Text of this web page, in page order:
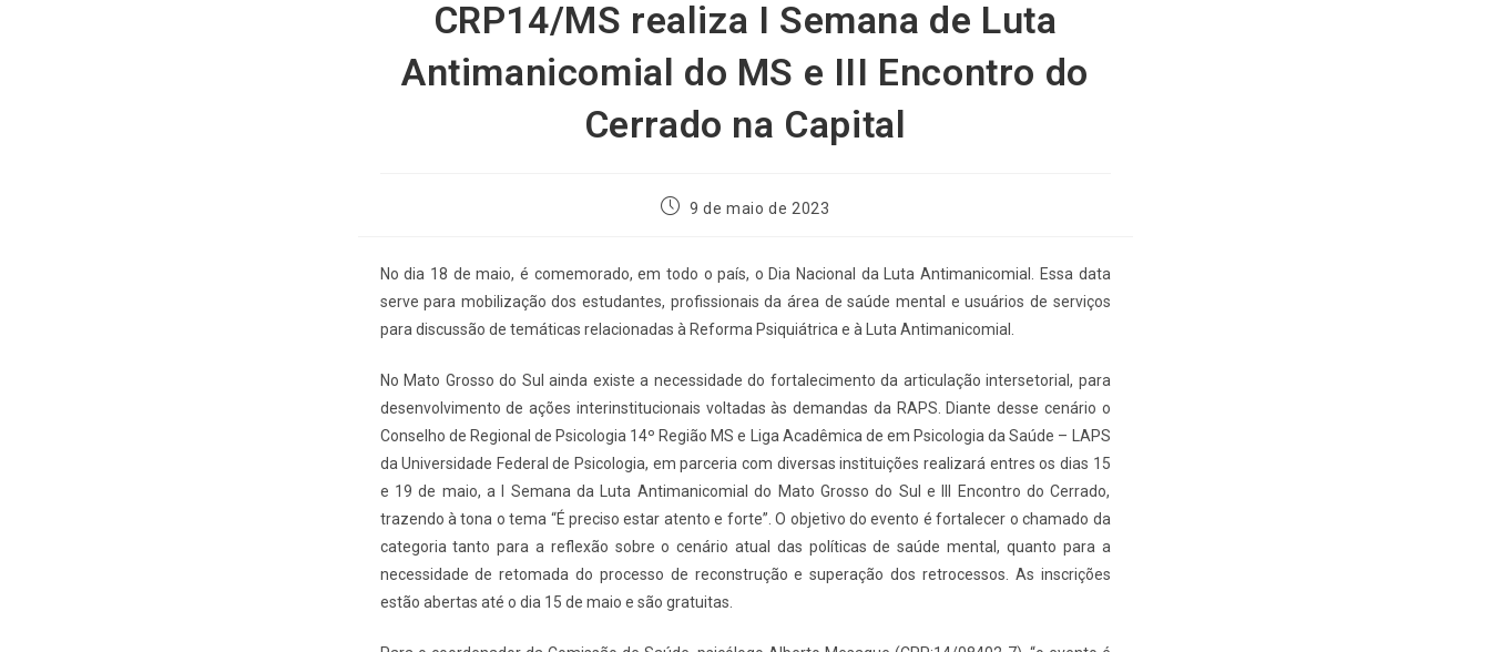
CRP14/MS realiza I Semana de Luta
Antimanicomial do MS e III Encontro do
Cerrado na Capital
9 de maio de 2023
No dia 18 de maio, é comemorado, em todo o país, o Dia Nacional da Luta Antimanicomial. Essa data
serve para mobilização dos estudantes, profissionais da área de saúde mental e usuários de serviços
para discussão de temáticas relacionadas à Reforma Psiquiátrica e à Luta Antimanicomial.
No Mato Grosso do Sul ainda existe a necessidade do fortalecimento da articulação intersetorial, para
desenvolvimento de ações interinstitucionais voltadas às demandas da RAPS. Diante desse cenário o
Conselho de Regional de Psicologia 14º Região MS e Liga Acadêmica de em Psicologia da Saúde – LAPS
da Universidade Federal de Psicologia, em parceria com diversas instituições realizará entres os dias 15
e 19 de maio, a I Semana da Luta Antimanicomial do Mato Grosso do Sul e III Encontro do Cerrado,
trazendo à tona o tema “É preciso estar atento e forte”. O objetivo do evento é fortalecer o chamado da
categoria tanto para a reflexão sobre o cenário atual das políticas de saúde mental, quanto para a
necessidade de retomada do processo de reconstrução e superação dos retrocessos. As inscrições
estão abertas até o dia 15 de maio e são gratuitas.